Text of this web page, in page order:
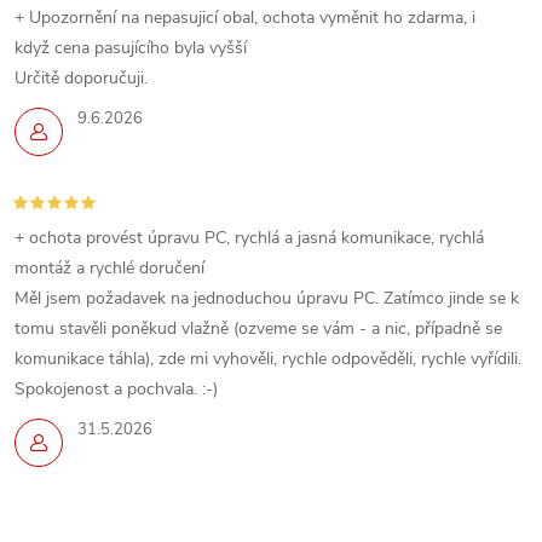
9.6.2026
+ Upozornění na nepasujicí obal, ochota vyměnit ho zdarma, i
když cena pasujícího byla vyšší
Určitě doporučuji.
31.5.2026
+ ochota provést úpravu PC, rychlá a jasná komunikace, rychlá
montáž a rychlé doručení
Měl jsem požadavek na jednoduchou úpravu PC. Zatímco jinde se k
tomu stavěli poněkud vlažně (ozveme se vám - a nic, případně se
komunikace táhla), zde mi vyhověli, rychle odpověděli, rychle vyřídili.
Spokojenost a pochvala. :-)